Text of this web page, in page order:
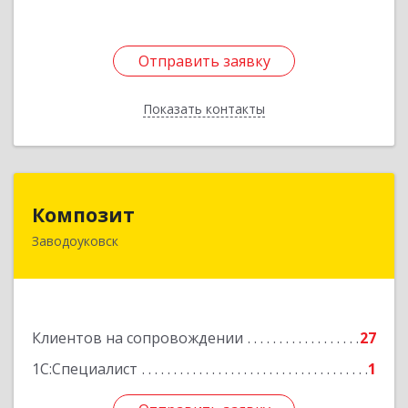
Отправить заявку
Показать контакты
Отправить заявку
Назад
Композит
Заводоуковск
Клиентов на сопровождении
27
1С:Специалист
1
627140, Тюменская обл, Заводоуковский р-н,